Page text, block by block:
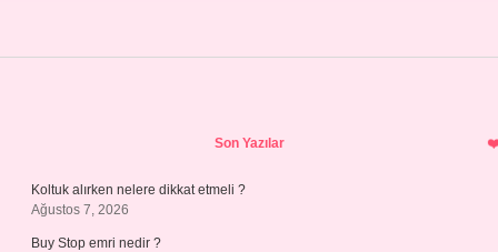
Son Yazılar
Koltuk alırken nelere dikkat etmeli ?
Ağustos 7, 2026
Buy Stop emri nedir ?